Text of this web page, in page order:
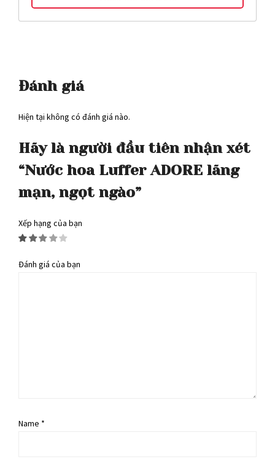
Đánh giá
Hiện tại không có đánh giá nào.
Hãy là người đầu tiên nhận xét
“Nước hoa Luffer ADORE lãng
mạn, ngọt ngào”
Xếp hạng của bạn
Đánh giá của bạn
Name *